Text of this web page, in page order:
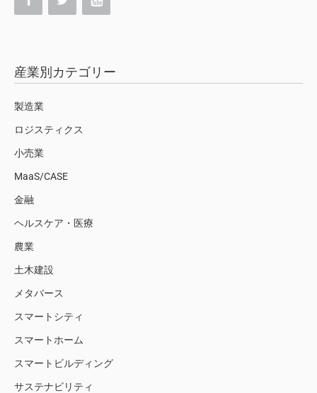
産業別カテゴリー
製造業
ロジスティクス
小売業
MaaS/CASE
金融
ヘルスケア・医療
農業
土木建設
メタバース
スマートシティ
スマートホーム
スマートビルディング
サステナビリティ